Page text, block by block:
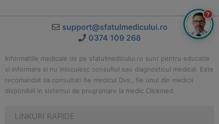
support@sfatulmedicului.ro
0374 109 268
Informatiile medicale de pe sfatulmedicului.ro sunt pentru educatie
si informare si nu inlocuiesc consultul sau diagnosticul medical. Este
recomandat sa consultati fie medicul Dvs., fie unul din medicii
disponibili in sistemul de programare la medic Clickmed.
LINKURI RAPIDE
?